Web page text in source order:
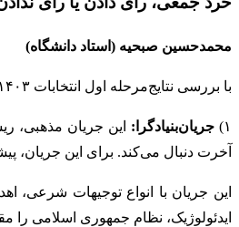
محمدحسین صبحیه (استاد دانشگاه)
با بررسی نتایج‌مرحله اول انتخابات ۱۴۰۳، سه جریان اجتماعی کلان فعال و سه گزینه رأی آنان را می‌توان شناسایی کرد.
۱) جریان‌بنیادگرا: این جریان مذهبی،
آخرت دنبال می‌کند. برای این جریان،
این جریان با انواع توجیهات شرعی،
ایدئولوژیک، نظام جمهوری اسلامی